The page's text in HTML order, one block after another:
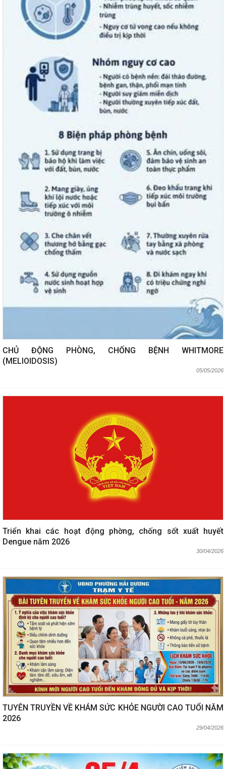
CHỦ ĐỘNG PHÒNG, CHỐNG BỆNH WHITMORE
(MELIOIDOSIS)
05/05/2026
Triển khai các hoạt động phờng, chống sốt xuất huyết
Dengue năm 2026
30/04/2026
TUYÊN TRUYỀN VỀ KHÁM SỨC KHỎE NGƯỜI CAO TUỔI NĂM
2026
29/04/2026